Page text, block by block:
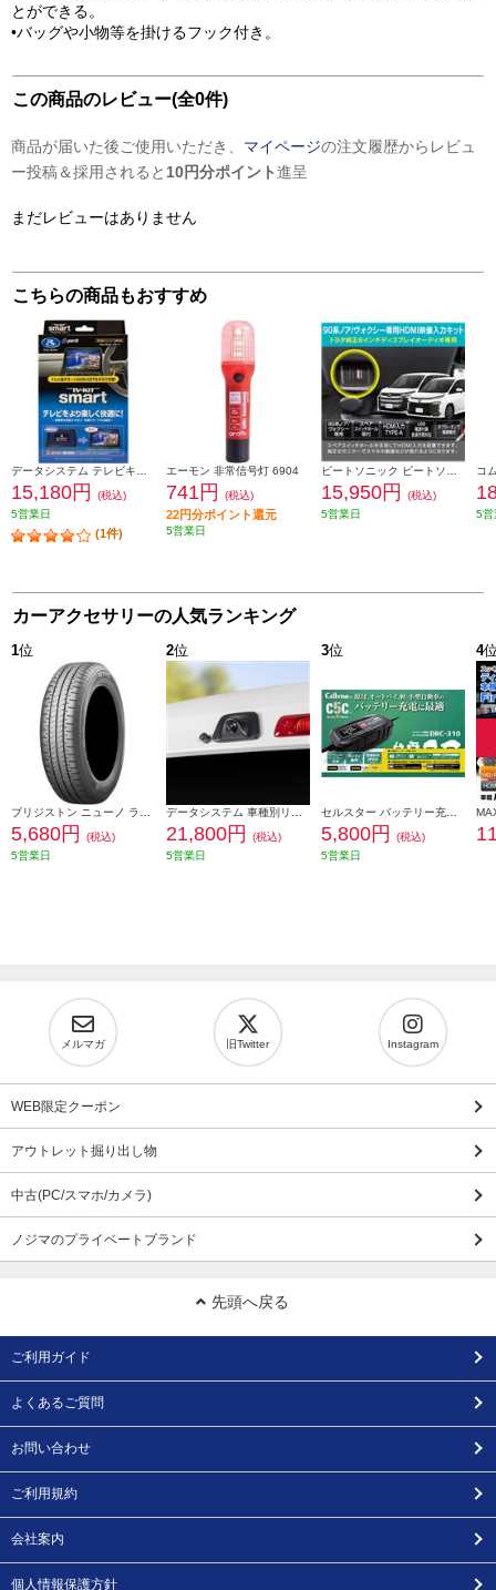
とができる。
•バッグや小物等を掛けるフック付き。
この商品のレビュー(全0件)
商品が届いた後ご使用いただき、 マイページの注文履歴からレビュ
ー投稿＆採用されると 10円分ポイント進呈
まだレビューはありません
こちらの商品もおすすめ
15,180円
(税込)
5営業日
(1件)
エーモン 非常信号灯 6904
741円 (税込)
22円分ポイント還元
5営業日
15,950円
(税込)
5営業日
5営
カーアクセサリーの人気ランキング
1位
5,680円
(税込)
5営業日
2位
21,800円
(税込)
5営業日
3位
5,800円
(税込)
5営業日
4
メルマガ 旧Twitter Instagram
WEB限定クーポン
アウトレット掘り出し物
中古(PC/スマホ/カメラ)
ノジマのプライベートブランド
先頭へ戻る
ご利用ガイド
よくあるご質問
お問い合わせ
ご利用規約
会社案内
個人情報保護方針